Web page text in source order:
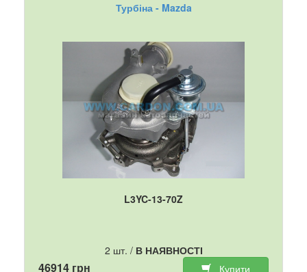
Турбіна - Mazda
L3YC-13-70Z
2 шт. / В НАЯВНОСТІ
46914 грн Купити